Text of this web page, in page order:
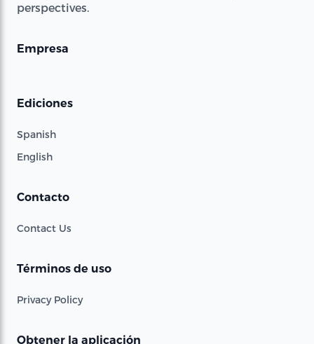
perspectives.
Empresa
Ediciones
Spanish
English
Contacto
Contact Us
Términos de uso
Privacy Policy
Obtener la aplicación